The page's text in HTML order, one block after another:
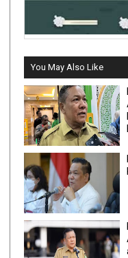
You May Also Like